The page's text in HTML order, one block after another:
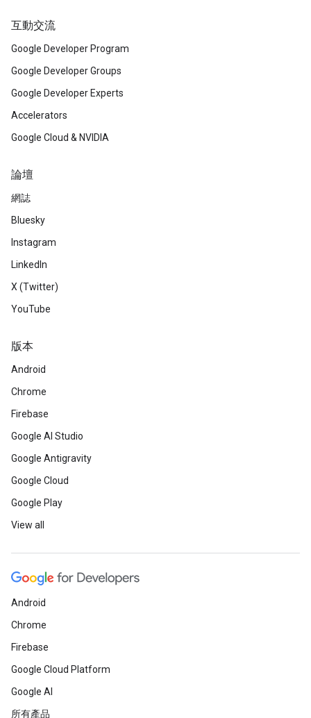
互動交流
Google Developer Program
Google Developer Groups
Google Developer Experts
Accelerators
Google Cloud & NVIDIA
論壇
網誌
Bluesky
Instagram
LinkedIn
X (Twitter)
YouTube
版本
Android
Chrome
Firebase
Google AI Studio
Google Antigravity
Google Cloud
Google Play
View all
Android
Chrome
Firebase
Google Cloud Platform
Google AI
所有產品